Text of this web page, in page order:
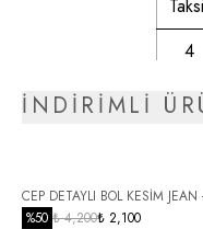
4
6
İNDİRİMLİ
CEP DETAYLI BOL KESİM JEAN
SİYAH
%50 ₺ 4,200₺ 2,100